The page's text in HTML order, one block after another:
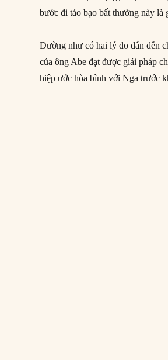
bước đi táo bạo bất thường này
Dường như có hai lý do dẫn đến
của ông Abe đạt được giải pháp
hiệp ước hòa bình với Nga trước